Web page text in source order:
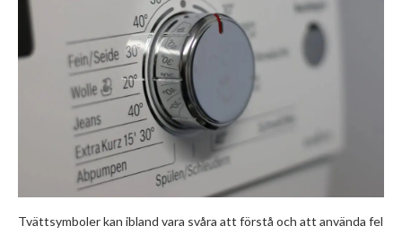
Tvättsymboler kan ibland vara svåra att förstå och att använda fel